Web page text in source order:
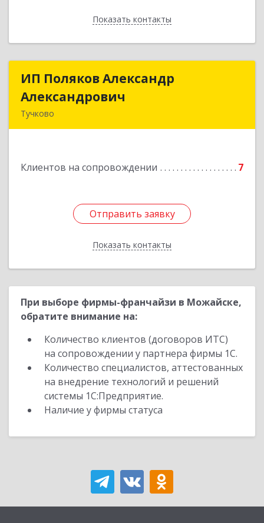
Показать контакты
Назад
ИП Поляков Александр
Александрович
Тучково
Клиентов на сопровождении 7
Отправить заявку
Показать контакты
ИП Поляков Александр
Подробнее
Отправить заявку
Назад
При выборе фирмы-франчайзи в Можайске,
обратите внимание на:
Количество клиентов (договоров ИТС)
на сопровождении у партнера фирмы 1С.
Количество специалистов, аттестованных
на внедрение технологий и решений
системы 1С:Предприятие.
Наличие у фирмы статуса